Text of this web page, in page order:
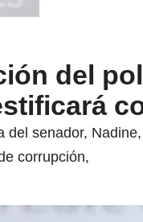
del
senador,
corrupción,